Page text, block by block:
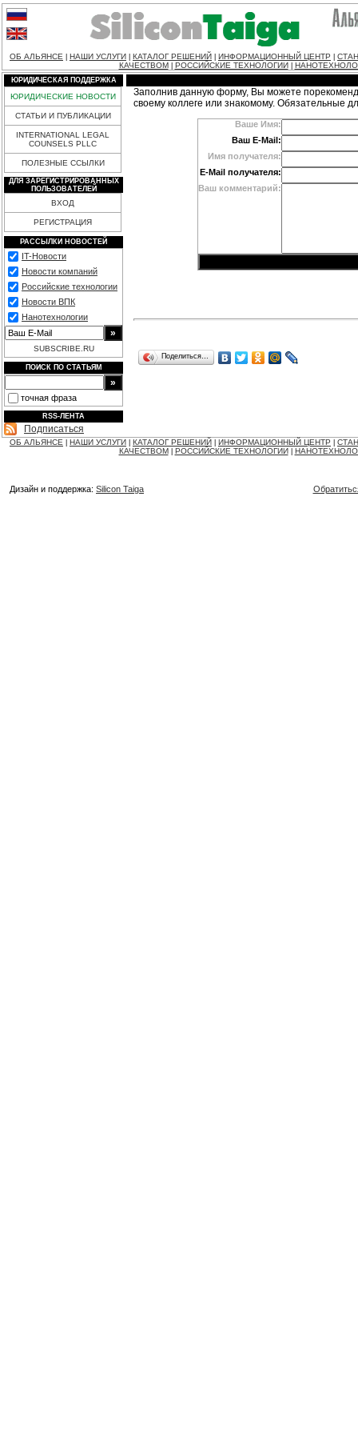
ОБ АЛЬЯНСЕ НАШИ УСЛУГИ КАТАЛОГ РЕШЕНИЙ ИНФОРМАЦИОННЫЙ ЦЕНТР
КАЧЕСТВОМ
РОССИЙСКИЕ ТЕХНОЛОГИИ
ЮРИДИЧЕСКАЯ ПОДДЕРЖКА
ЮРИДИЧЕСКИЕ НОВОСТИ
СТАТЬИ И ПУБЛИКАЦИИ
INTERNATIONAL LEGAL
COUNSELS PLLC
ПОЛЕЗНЫЕ ССЫЛКИ
ДЛЯ ЗАРЕГИСТРИРОВАННЫХ
ПОЛЬЗОВАТЕЛЕЙ
ВХОД
РЕГИСТРАЦИЯ
РАССЫЛКИ НОВОСТЕЙ
IT-Новости
Новости компаний
Российские технологии
Новости ВПК
Нанотехнологии
SUBSCRIBE.RU
ПОИСК ПО СТАТЬЯМ
точная фраза
RSS-ЛЕНТА
Подписаться
Заполнив данную форму, Вы можете
своему коллеге или знакомому. Обязательные
Ваше Имя:
Ваш E-Mail:
Имя получателя:
E-Mail получателя:
Ваш комментарий:
Поделиться…
ОБ АЛЬЯНСЕ НАШИ УСЛУГИ КАТАЛОГ РЕШЕНИЙ ИНФОРМАЦИОННЫЙ ЦЕНТР
КАЧЕСТВОМ
РОССИЙСКИЕ ТЕХНОЛОГИИ
Дизайн и поддержка: Silicon Taiga